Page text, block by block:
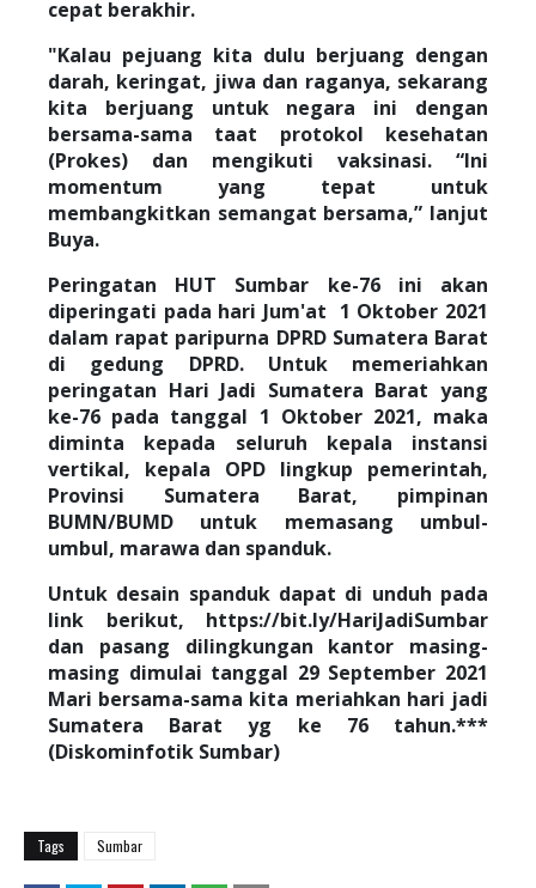
cepat berakhir.
"Kalau pejuang kita dulu berjuang dengan
darah, keringat, jiwa dan raganya, sekarang
kita berjuang untuk negara ini dengan
bersama-sama taat protokol kesehatan
(Prokes) dan mengikuti vaksinasi. “Ini
momentum yang tepat untuk
membangkitkan semangat bersama,” lanjut
Buya.
Peringatan HUT Sumbar ke-76 ini akan
diperingati pada hari Jum'at 1 Oktober 2021
dalam rapat paripurna DPRD Sumatera Barat
di gedung DPRD. Untuk memeriahkan
peringatan Hari Jadi Sumatera Barat yang
ke-76 pada tanggal 1 Oktober 2021, maka
diminta kepada seluruh kepala instansi
vertikal, kepala OPD lingkup pemerintah,
Provinsi Sumatera Barat, pimpinan
BUMN/BUMD untuk memasang umbul-
umbul, marawa dan spanduk.
Untuk desain spanduk dapat di unduh pada
link berikut, https://bit.ly/HariJadiSumbar
dan pasang dilingkungan kantor masing-
masing dimulai tanggal 29 September 2021
Mari bersama-sama kita meriahkan hari jadi
Sumatera Barat yg ke 76 tahun.***
(Diskominfotik Sumbar)
Tags Sumbar